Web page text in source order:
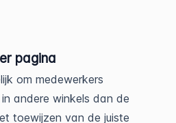
pagina
om medewerkers
andere winkels dan de
toewijzen van de juiste